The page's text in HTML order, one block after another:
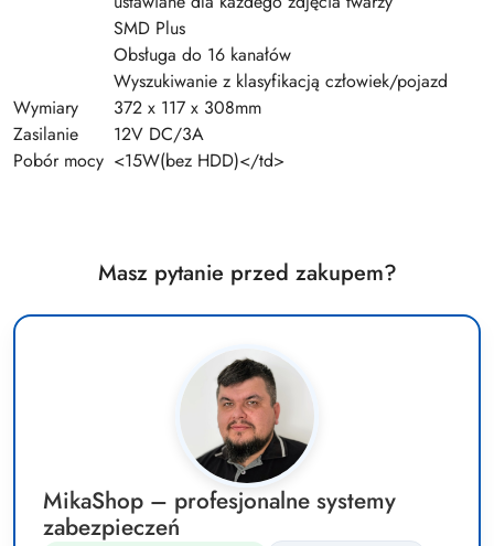
SMD Plus
Obsługa do 16 kanałów
Wyszukiwanie z klasyfikacją człowiek/pojazd
Wymiary
372 x 117 x 308mm
Zasilanie
12V DC/3A
Pobór mocy <15W(bez HDD)</td>
Masz pytanie przed zakupem?
MikaShop – profesjonalne systemy
zabezpieczeń